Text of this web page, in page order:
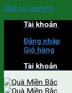
Skip to content
Tài khoản
Đăng nhập
Giỏ hàng
Tài khoản